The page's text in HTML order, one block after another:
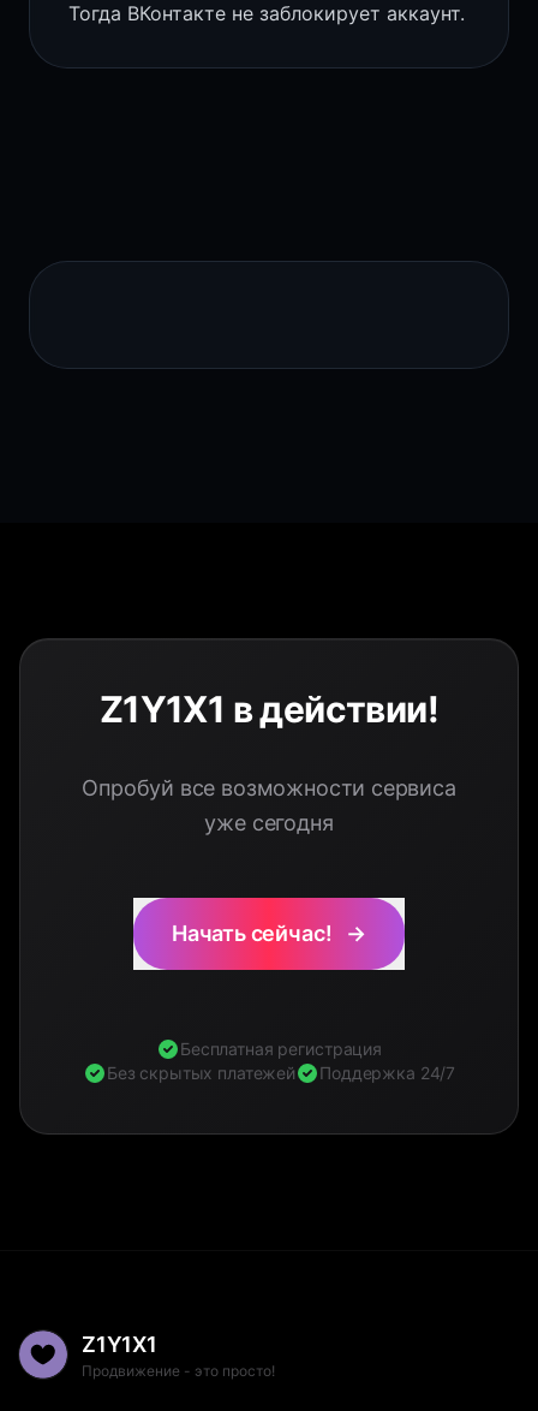
Тогда ВКонтакте не заблокирует аккаунт.
Z1Y1X1 в действии!
Опробуй все возможности сервиса
уже сегодня
Начать сейчас! →
Бесплатная регистрация
Без скрытых платежей
Поддержка 24/7
Z1Y1X1
Продвижение - это просто!